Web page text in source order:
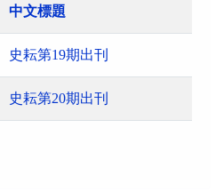
中文標題
史耘第19期出刊
史耘第20期出刊